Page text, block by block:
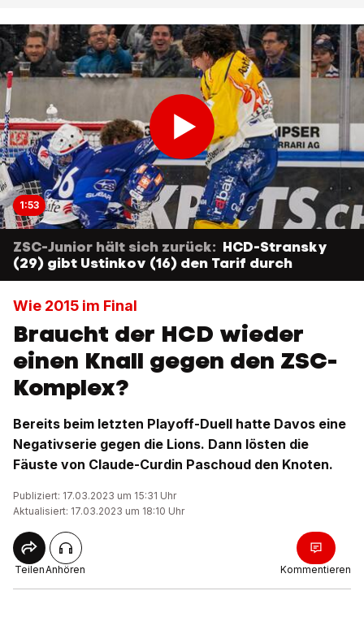
1:53
ZSC-Junior hält sich zurück: HCD-Stransky
(29) gibt Ustinkov (16) den Tarif durch
Wie 2015 im Final
Braucht der HCD wieder
einen Knall gegen den ZSC-
Komplex?
Bereits beim letzten Playoff-Duell hatte Davos eine
Negativserie gegen die Lions. Dann lösten die
Fäuste von Claude-Curdin Paschoud den Knoten.
Publiziert: 17.03.2023 um 15:31 Uhr
Aktualisiert: 17.03.2023 um 18:10 Uhr
TeilenAnhören Kommentieren